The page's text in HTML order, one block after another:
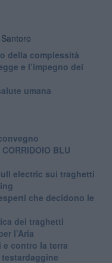
della complessità
e l’impegno dei
umana
BLU
electric sui traghetti
che decidono le
dei traghetti​
l’Aria
contro la terra